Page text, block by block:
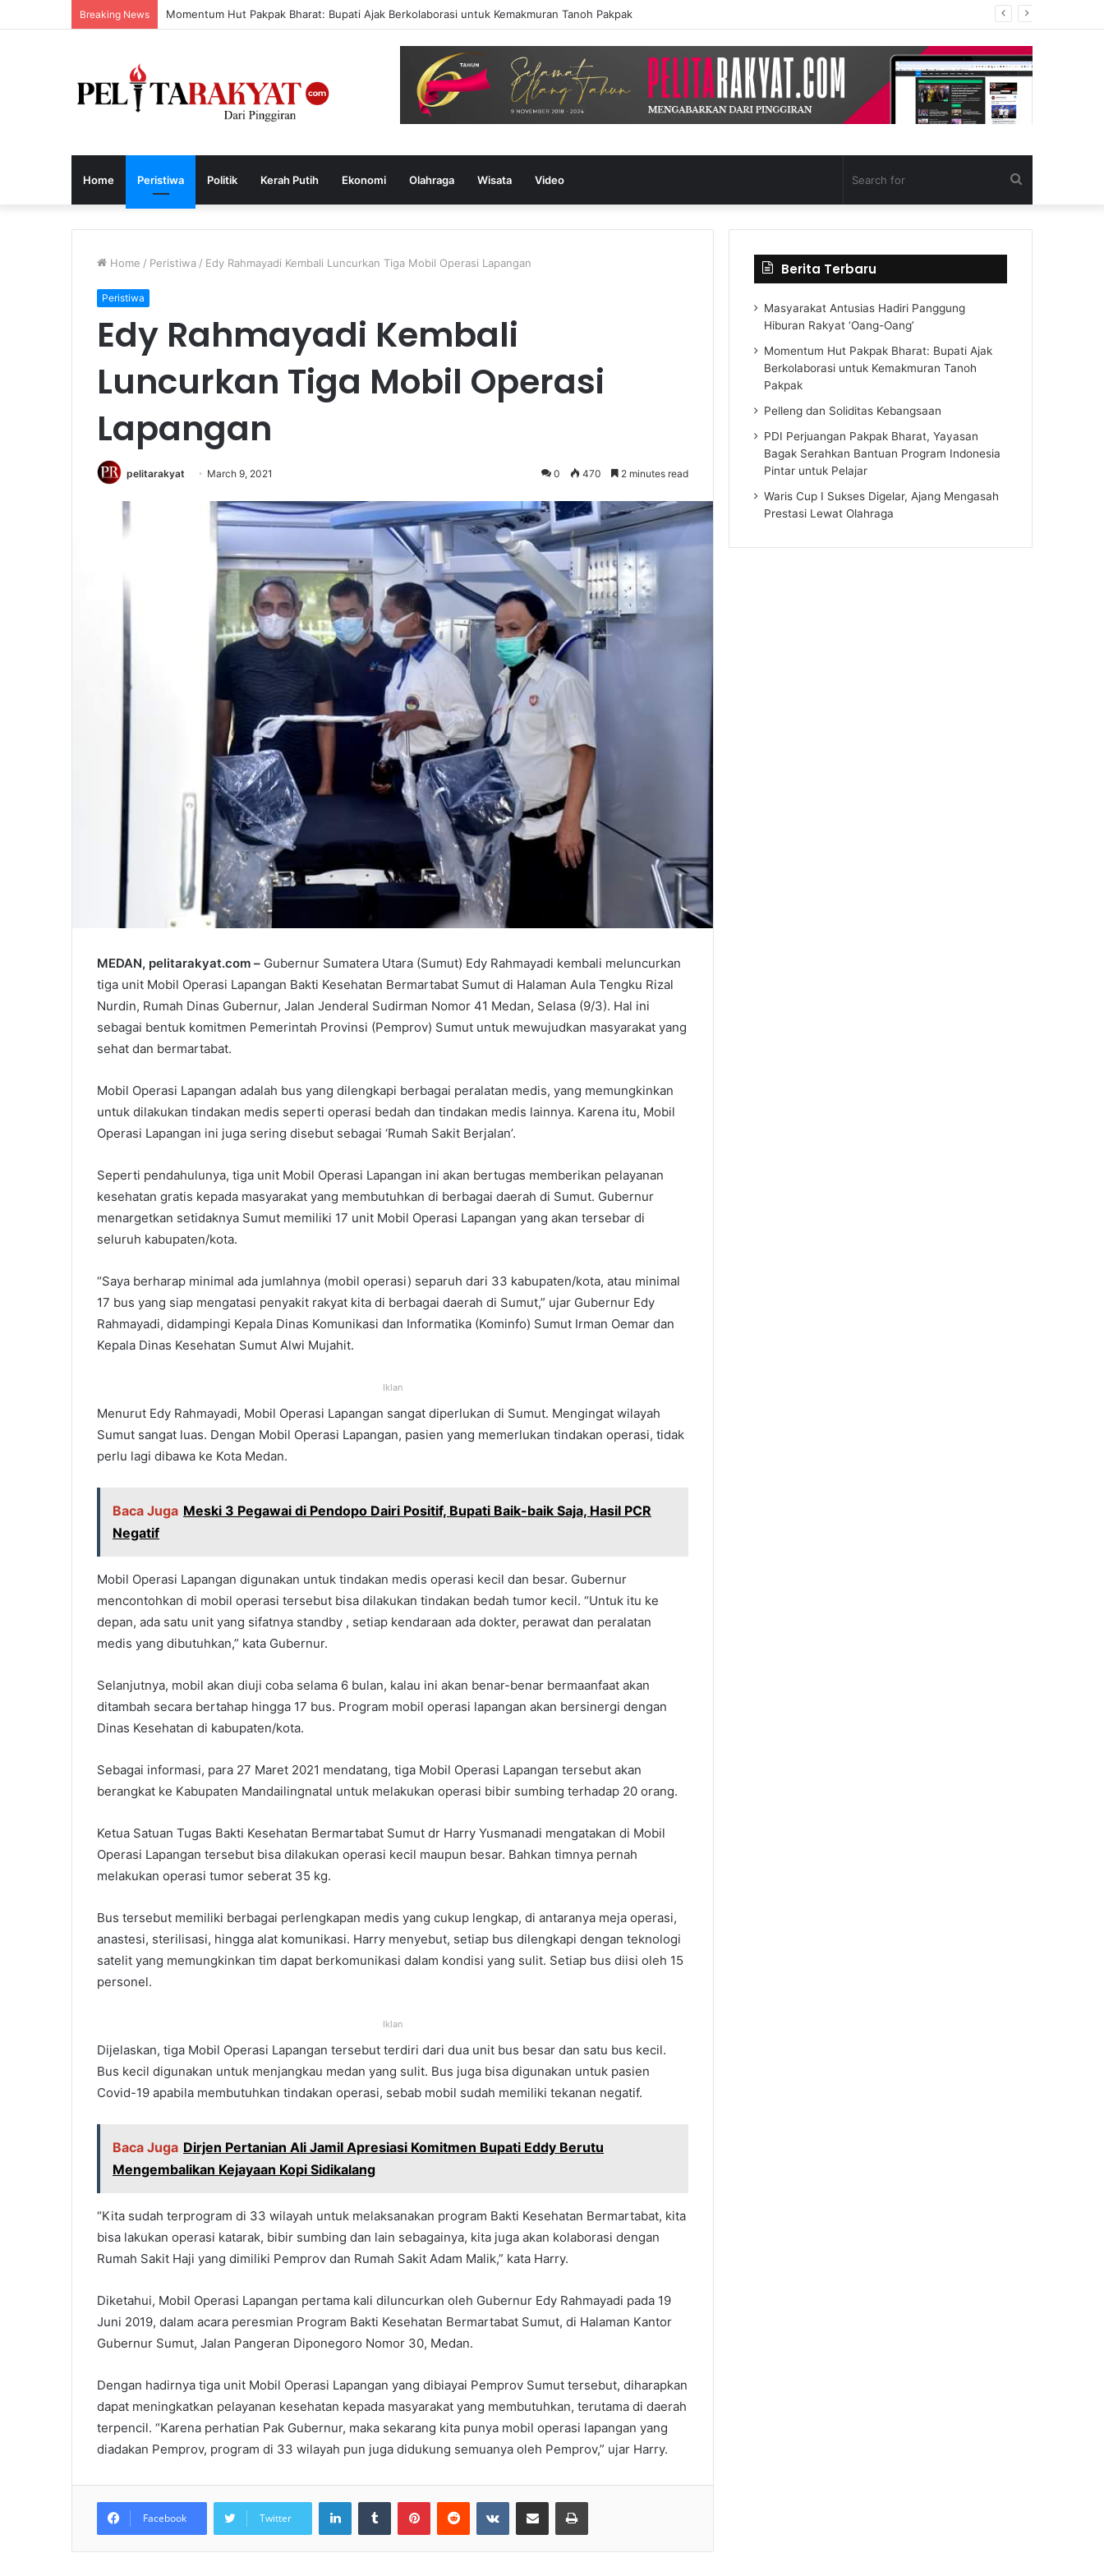
Breaking News Momentum Hut Pakpak Bharat: Bupati Ajak Berkolaborasi untuk Kemakmuran Tanoh Pakpak
Home Peristiwa Politik Kerah Putih Ekonomi Olahraga Wisata Video
for
Home / Peristiwa / Edy Rahmayadi Kembali Luncurkan Tiga Mobil Operasi Lapangan
Peristiwa
Edy Rahmayadi Kembali
Luncurkan Tiga Mobil Operasi
Lapangan
pelitarakyat March 9, 2021 0 470 2 minutes read
MEDAN, pelitarakyat.com – Gubernur Sumatera Utara (Sumut) Edy Rahmayadi kembali meluncurkan
tiga unit Mobil Operasi Lapangan Bakti Kesehatan Bermartabat Sumut di Halaman Aula Tengku Rizal
Nurdin, Rumah Dinas Gubernur, Jalan Jenderal Sudirman Nomor 41 Medan, Selasa (9/3). Hal ini
sebagai bentuk komitmen Pemerintah Provinsi (Pemprov) Sumut untuk mewujudkan masyarakat yang
sehat dan bermartabat.
Mobil Operasi Lapangan adalah bus yang dilengkapi berbagai peralatan medis, yang memungkinkan
untuk dilakukan tindakan medis seperti operasi bedah dan tindakan medis lainnya. Karena itu, Mobil
Operasi Lapangan ini juga sering disebut sebagai ‘Rumah Sakit Berjalan’.
Seperti pendahulunya, tiga unit Mobil Operasi Lapangan ini akan bertugas memberikan pelayanan
kesehatan gratis kepada masyarakat yang membutuhkan di berbagai daerah di Sumut. Gubernur
menargetkan setidaknya Sumut memiliki 17 unit Mobil Operasi Lapangan yang akan tersebar di
seluruh kabupaten/kota.
“Saya berharap minimal ada jumlahnya (mobil operasi) separuh dari 33 kabupaten/kota, atau minimal
17 bus yang siap mengatasi penyakit rakyat kita di berbagai daerah di Sumut,” ujar Gubernur Edy
Rahmayadi, didampingi Kepala Dinas Komunikasi dan Informatika (Kominfo) Sumut Irman Oemar dan
Kepala Dinas Kesehatan Sumut Alwi Mujahit.
Iklan
Menurut Edy Rahmayadi, Mobil Operasi Lapangan sangat diperlukan di Sumut. Mengingat wilayah
Sumut sangat luas. Dengan Mobil Operasi Lapangan, pasien yang memerlukan tindakan operasi, tidak
perlu lagi dibawa ke Kota Medan.
Baca Juga Meski 3 Pegawai di Pendopo Dairi Positif, Bupati Baik-baik Saja, Hasil PCR
Negatif
Mobil Operasi Lapangan digunakan untuk tindakan medis operasi kecil dan besar. Gubernur
mencontohkan di mobil operasi tersebut bisa dilakukan tindakan bedah tumor kecil. “Untuk itu ke
depan, ada satu unit yang sifatnya standby , setiap kendaraan ada dokter, perawat dan peralatan
medis yang dibutuhkan,” kata Gubernur.
Selanjutnya, mobil akan diuji coba selama 6 bulan, kalau ini akan benar-benar bermaanfaat akan
ditambah secara bertahap hingga 17 bus. Program mobil operasi lapangan akan bersinergi dengan
Dinas Kesehatan di kabupaten/kota.
Sebagai informasi, para 27 Maret 2021 mendatang, tiga Mobil Operasi Lapangan tersebut akan
berangkat ke Kabupaten Mandailingnatal untuk melakukan operasi bibir sumbing terhadap 20 orang.
Ketua Satuan Tugas Bakti Kesehatan Bermartabat Sumut dr Harry Yusmanadi mengatakan di Mobil
Operasi Lapangan tersebut bisa dilakukan operasi kecil maupun besar. Bahkan timnya pernah
melakukan operasi tumor seberat 35 kg.
Bus tersebut memiliki berbagai perlengkapan medis yang cukup lengkap, di antaranya meja operasi,
anastesi, sterilisasi, hingga alat komunikasi. Harry menyebut, setiap bus dilengkapi dengan teknologi
satelit yang memungkinkan tim dapat berkomunikasi dalam kondisi yang sulit. Setiap bus diisi oleh 15
personel.
Iklan
Dijelaskan, tiga Mobil Operasi Lapangan tersebut terdiri dari dua unit bus besar dan satu bus kecil.
Bus kecil digunakan untuk menjangkau medan yang sulit. Bus juga bisa digunakan untuk pasien
Covid-19 apabila membutuhkan tindakan operasi, sebab mobil sudah memiliki tekanan negatif.
Baca Juga Dirjen Pertanian Ali Jamil Apresiasi Komitmen Bupati Eddy Berutu
Mengembalikan Kejayaan Kopi Sidikalang
“Kita sudah terprogram di 33 wilayah untuk melaksanakan program Bakti Kesehatan Bermartabat, kita
bisa lakukan operasi katarak, bibir sumbing dan lain sebagainya, kita juga akan kolaborasi dengan
Rumah Sakit Haji yang dimiliki Pemprov dan Rumah Sakit Adam Malik,” kata Harry.
Diketahui, Mobil Operasi Lapangan pertama kali diluncurkan oleh Gubernur Edy Rahmayadi pada 19
Juni 2019, dalam acara peresmian Program Bakti Kesehatan Bermartabat Sumut, di Halaman Kantor
Gubernur Sumut, Jalan Pangeran Diponegoro Nomor 30, Medan.
Dengan hadirnya tiga unit Mobil Operasi Lapangan yang dibiayai Pemprov Sumut tersebut, diharapkan
dapat meningkatkan pelayanan kesehatan kepada masyarakat yang membutuhkan, terutama di daerah
terpencil. “Karena perhatian Pak Gubernur, maka sekarang kita punya mobil operasi lapangan yang
diadakan Pemprov, program di 33 wilayah pun juga didukung semuanya oleh Pemprov,” ujar Harry.
Facebook Twitter
Berita Terbaru
Masyarakat Antusias Hadiri Panggung
Hiburan Rakyat ‘Oang-Oang’
Momentum Hut Pakpak Bharat: Bupati Ajak
Berkolaborasi untuk Kemakmuran Tanoh
Pakpak
Pelleng dan Soliditas Kebangsaan
PDI Perjuangan Pakpak Bharat, Yayasan
Bagak Serahkan Bantuan Program Indonesia
Pintar untuk Pelajar
Waris Cup I Sukses Digelar, Ajang Mengasah
Prestasi Lewat Olahraga